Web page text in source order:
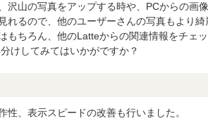
沢山の写真をアップする時や、PCからの画
れるので、他のユーザーさんの写真もより
もちろん、他のLatteからの関連情報をチェ
けしてみてはいかがですか？
性、表示スピードの改善も行いました。